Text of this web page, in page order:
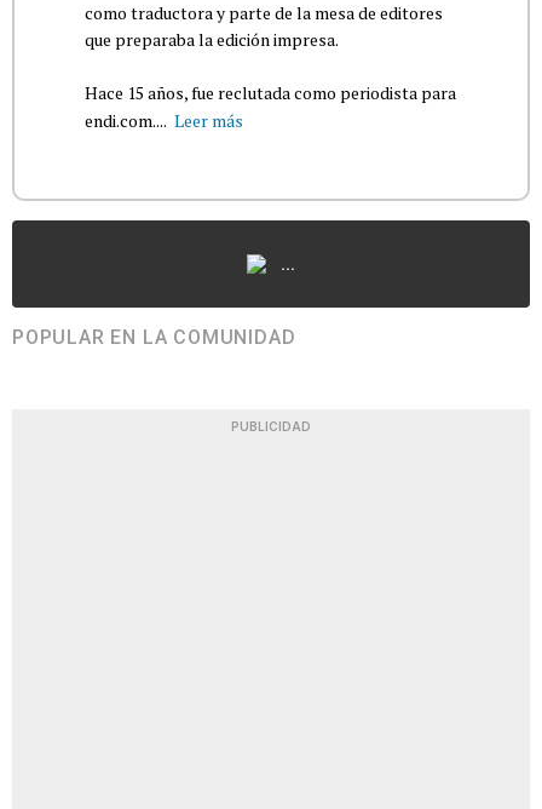
como traductora y parte de la mesa de editores
que preparaba la edición impresa.
Hace 15 años, fue reclutada como periodista para
endi.com.... Leer más
...
POPULAR EN LA COMUNIDAD
PUBLICIDAD